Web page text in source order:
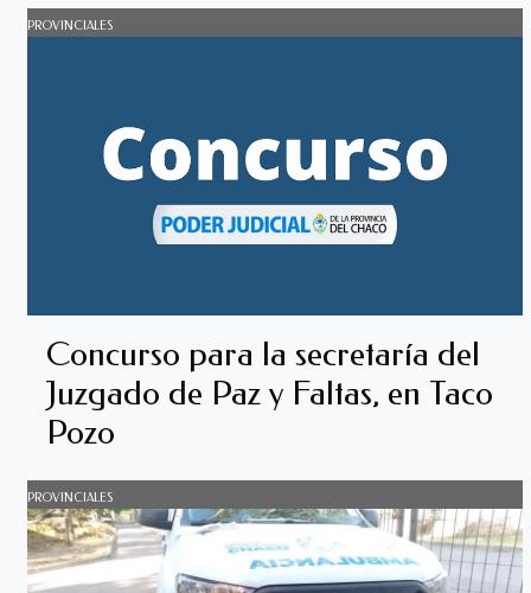
PROVINCIALES
Concurso para la secretaría del
Juzgado de Paz y Faltas, en Taco
Pozo
PROVINCIALES